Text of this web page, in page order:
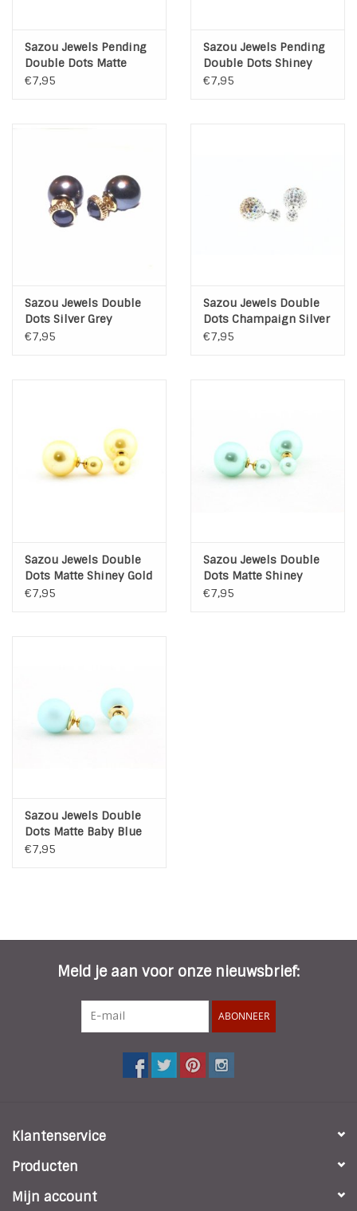
Sazou Jewels Pending
Double Dots Matte
Shiney Champagne
€7,95
Sazou Jewels Pending
Double Dots Shiney
Silver Oorbellen
€7,95
Sazou Jewels Double
Dots Silver Grey
Classic Oorbellen
€7,95
Sazou Jewels Double
Dots Champaign Silver
- Crystal Oorbellen
€7,95
Sazou Jewels Double
Dots Matte Shiney Gold
Oorbellen
€7,95
Sazou Jewels Double
Dots Matte Shiney
green oorbellen
€7,95
Sazou Jewels Double
Dots Matte Baby Blue
oorbellen
€7,95
Meld je aan voor onze nieuwsbrief:
ABONNEER
Klantenservice
Producten
Mijn account